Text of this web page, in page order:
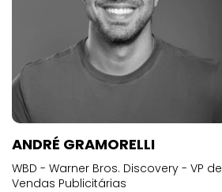
ANDRÉ GRAMORELLI
WBD - Warner Bros. Discovery - VP de
Vendas Publicitárias